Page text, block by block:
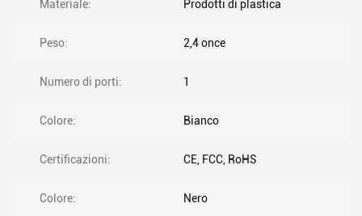
Materiale: Prodotti di plastica
Peso: 2,4 once
Numero di porti: 1
Colore: Bianco
Certificazioni: CE, FCC, RoHS
Colore: Nero